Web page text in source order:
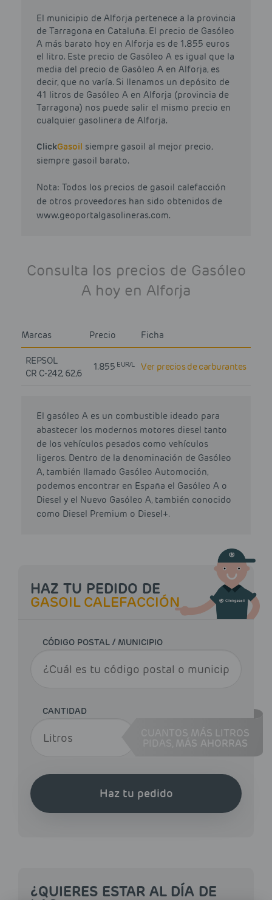
El municipio de Alforja pertenece a la provincia
de Tarragona en Cataluña. El precio de Gasóleo
A más barato hoy en Alforja es de 1.855 euros
el litro. Este precio de Gasóleo A es igual que la
media del precio de Gasóleo A en Alforja, es
decir, que no varía. Si llenamos un depósito de
41 litros de Gasóleo A en Alforja (provincia de
Tarragona) nos puede salir el mismo precio en
cualquier gasolinera de Alforja.
ClickGasoil siempre gasoil al mejor precio,
siempre gasoil barato.
Nota: Todos los precios de gasoil calefacción
de otros proveedores han sido obtenidos de
www.geoportalgasolineras.com.
Consulta los precios de Gasóleo
A hoy en Alforja
Marcas Precio Ficha
REPSOL
CR C-242, 62,6
1.855 EUR/L Ver precios de carburantes
El gasóleo A es un combustible ideado para
abastecer los modernos motores diesel tanto
de los vehículos pesados como vehículos
ligeros. Dentro de la denominación de Gasóleo
A, también llamado Gasóleo Automoción,
podemos encontrar en España el Gasóleo A o
Diesel y el Nuevo Gasóleo A, también conocido
como Diesel Premium o Diesel+.
HAZ TU PEDIDO DE
GASOIL CALEFACCIÓN
CÓDIGO POSTAL / MUNICIPIO
CANTIDAD
CUANTOS MÁS LITROS
MÁS AHORRAS
Haz tu pedido
¿QUIERES ESTAR AL DÍA DE